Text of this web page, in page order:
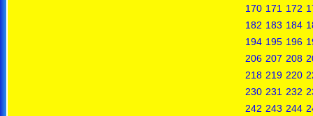
170 171 172
182 183 184
194 195 196
206 207 208
218 219 220
230 231 232
242 243 244